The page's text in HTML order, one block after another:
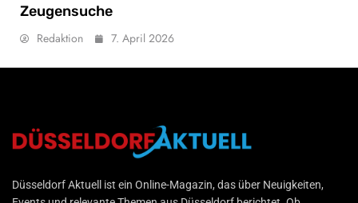
Zeugensuche
Redaktion 7. April 2026
Düsseldorf Aktuell
Düsseldorf Aktuell ist ein Online-Magazin, das über Neuigkeiten,